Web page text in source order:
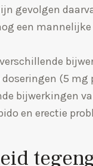
gevolgen
een
(5 mg
bijwerkingen
en erectie